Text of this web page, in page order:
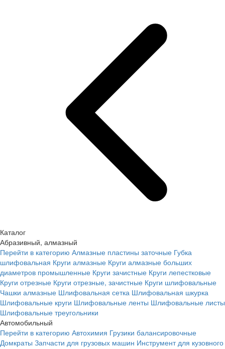
Каталог
Абразивный, алмазный
Перейти в категорию Алмазные пластины заточные Губка
шлифовальная Круги алмазные Круги алмазные больших
диаметров промышленные Круги зачистные Круги лепестковые
Круги отрезные Круги отрезные, зачистные Круги шлифовальные
Чашки алмазные Шлифовальная сетка Шлифовальная шкурка
Шлифовальные круги Шлифовальные ленты Шлифовальные листы
Шлифовальные треугольники
Автомобильный
Перейти в категорию Автохимия Грузики балансировочные
Домкраты Запчасти для грузовых машин Инструмент для кузовного